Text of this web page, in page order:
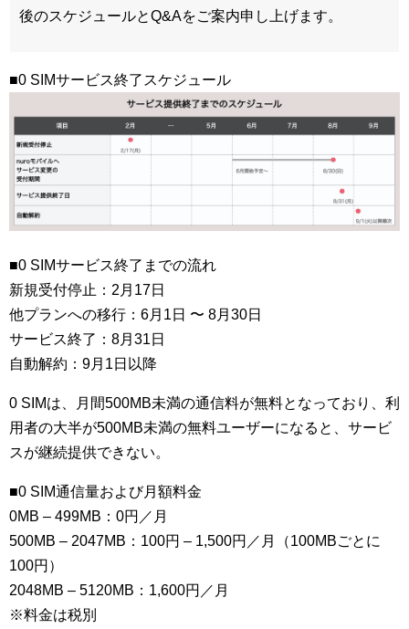
後のスケジュールとQ&Aをご案内申し上げます。
■0 SIMサービス終了スケジュール
■0 SIMサービス終了までの流れ
新規受付停止：2月17日
他プランへの移行：6月1日 〜 8月30日
サービス終了：8月31日
自動解約：9月1日以降
0 SIMは、月間500MB未満の通信料が無料となっており、利
用者の大半が500MB未満の無料ユーザーになると、サービ
スが継続提供できない。
■0 SIM通信量および月額料金
0MB – 499MB：0円／月
500MB – 2047MB：100円 – 1,500円／月（100MBごとに
100円）
2048MB – 5120MB：1,600円／月
※料金は税別